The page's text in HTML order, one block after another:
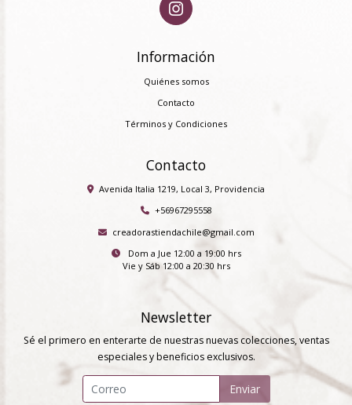
Información
Quiénes somos
Contacto
Términos y Condiciones
Contacto
Avenida Italia 1219, Local 3, Providencia
+56967295558
creadorastiendachile@gmail.com
Dom a Jue 12:00 a 19:00 hrs
Vie y Sáb 12:00 a 20:30 hrs
Newsletter
Sé el primero en enterarte de nuestras nuevas colecciones, ventas
especiales y beneficios exclusivos.
Enviar